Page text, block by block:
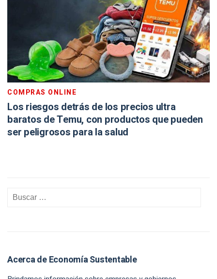
COMPRAS ONLINE
Los riesgos detrás de los precios ultra
baratos de Temu, con productos que pueden
ser peligrosos para la salud
Acerca de Economía Sustentable